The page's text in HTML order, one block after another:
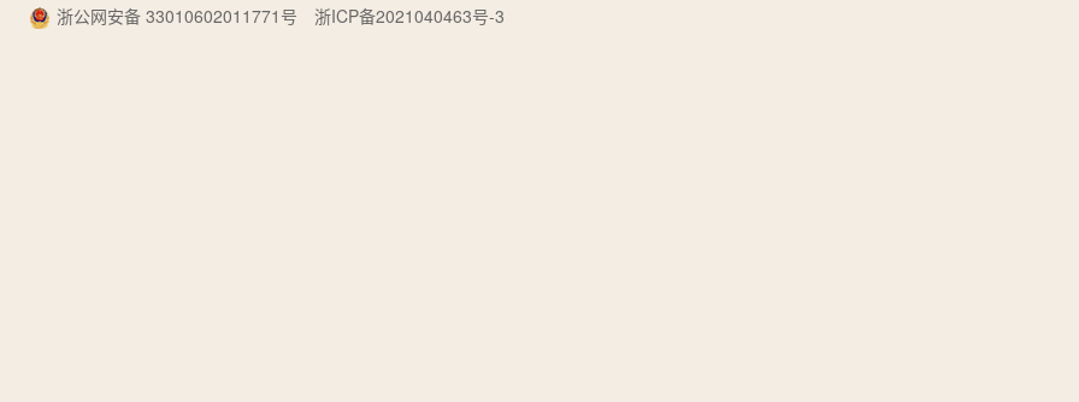
浙公网安备 33010602011771号
浙ICP备2021040463号-3